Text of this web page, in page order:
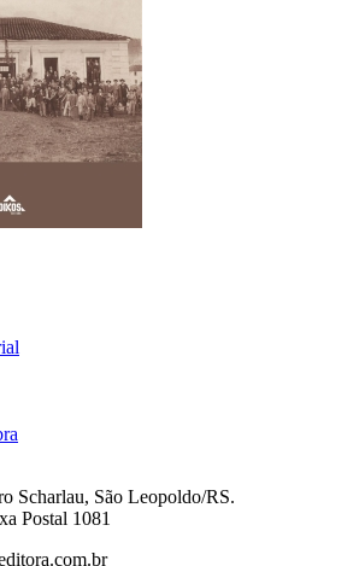
Scharlau, São Leopoldo/RS.
Postal 1081